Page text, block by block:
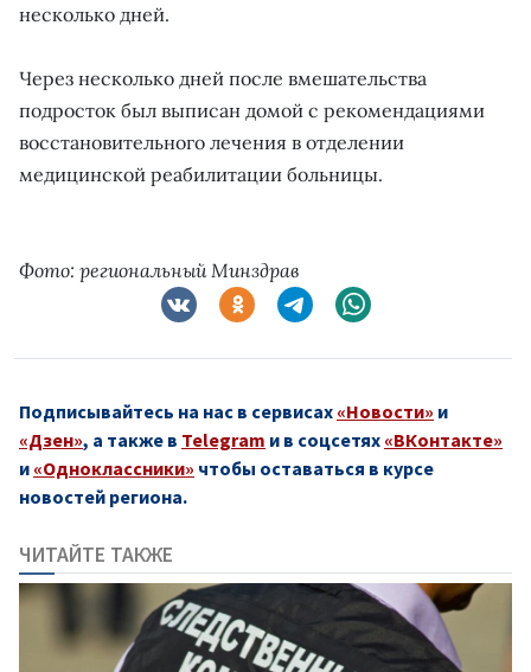
несколько дней.
Через несколько дней после вмешательства
подросток был выписан домой с рекомендациями
восстановительного лечения в отделении
медицинской реабилитации больницы.
Фото: региональный Минздрав
Подписывайтесь на нас в сервисах «Новости» и
«Дзен», а также в Telegram и в соцсетях «ВКонтакте»
и «Одноклассники» чтобы оставаться в курсе
новостей региона.
ЧИТАЙТЕ ТАКЖЕ